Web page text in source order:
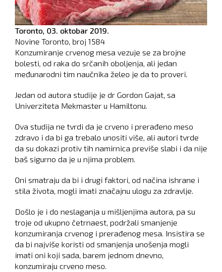
Toronto, 03. oktobar 2019.
Novine Toronto, broj 1584
Konzumiranje crvenog mesa vezuje se za brojne
bolesti, od raka do srčanih oboljenja, ali jedan
međunarodni tim naučnika želeo je da to proveri.
Jedan od autora studije je dr Gordon Gajat, sa
Univerziteta Mekmaster u Hamiltonu.
Ova studija ne tvrdi da je crveno i prerađeno meso
zdravo i da bi ga trebalo unositi više, ali autori tvrde
da su dokazi protiv tih namirnica previše slabi i da nije
baš sigurno da je u njima problem.
Oni smatraju da bi i drugi faktori, od načina ishrane i
stila života, mogli imati značajnu ulogu za zdravlje.
Došlo je i do neslaganja u mišljenjima autora, pa su
troje od ukupno četrnaest, podržali smanjenje
konzumiranja crvenog i prerađenog mesa. Insistira se
da bi najviše koristi od smanjenja unošenja mogli
imati oni koji sada, barem jednom dnevno,
konzumiraju crveno meso.